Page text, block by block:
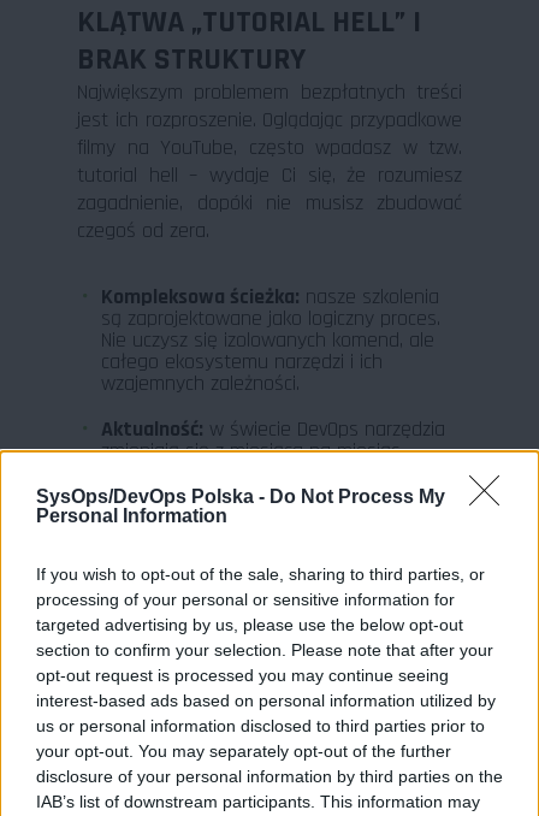
SysOps/DevOps Polska - Do Not Process My
Personal Information
If you wish to opt-out of the sale, sharing to third parties, or
processing of your personal or sensitive information for
targeted advertising by us, please use the below opt-out
section to confirm your selection. Please note that after your
opt-out request is processed you may continue seeing
interest-based ads based on personal information utilized by
us or personal information disclosed to third parties prior to
your opt-out. You may separately opt-out of the further
disclosure of your personal information by third parties on the
IAB’s list of downstream participants. This information may
KLĄTWA „TUTORIAL HELL” I
BRAK STRUKTURY
Największym problemem bezpłatnych treści
jest ich rozproszenie. Oglądając przypadkowe
filmy na YouTube, często wpadasz w tzw.
tutorial hell – wydaje Ci się, że rozumiesz
zagadnienie, dopóki nie musisz zbudować
czegoś od zera.
Kompleksowa ścieżka: nasze szkolenia
są zaprojektowane jako logiczny proces.
Nie uczysz się izolowanych komend, ale
całego ekosystemu narzędzi i ich
wzajemnych zależności.
Aktualność: w świecie DevOps narzędzia
zmieniają się z miesiąca na miesiąc.
bezużyteczny. Programy naszych kursów
są na bieżąco aktualizowane przez
INTERAKCJA, KTÓREJ NIE
ZASTĄPI PRZYCISK „PLAY”
YouTube to przekaz jednostronny. Gdy
napotkasz błąd w konfiguracji Terraforma lub
nie rozumiesz, dlaczego dany kontener nie
wstaje, film Ci nie odpowie.